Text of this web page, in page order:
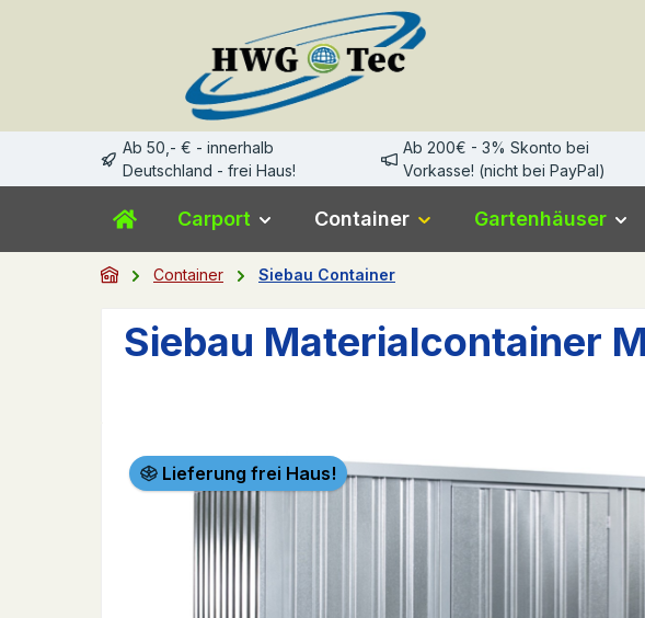
Ab 50,- € - innerhalb
Deutschland - frei Haus!
Ab 200€ - 3% Skonto bei
Vorkasse! (nicht bei PayPal)
Carport Container Gartenhäuser
Container Siebau Container
Siebau Materialcontainer
Bildergalerie überspringen
Lieferung frei Haus!